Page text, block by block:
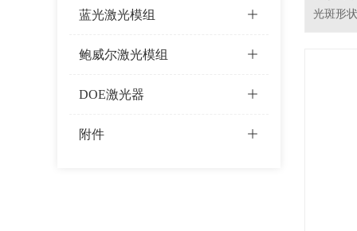
光斑形
ꄶ
蓝光激光模组
ꄶ
鲍威尔激光模组
ꄶ
DOE激光器
ꄶ
附件